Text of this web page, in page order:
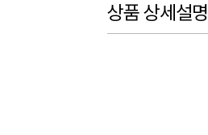
상품 상세설명